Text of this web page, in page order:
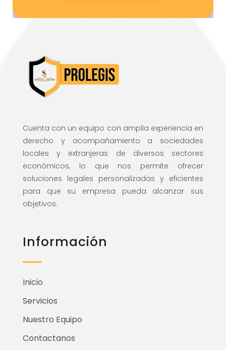
Cuenta con un equipo con amplia experiencia en
derecho y acompañamiento a sociedades
locales y extranjeras de diversos sectores
económicos, lo que nos permite ofrecer
soluciones legales personalizadas y eficientes
para que su empresa pueda alcanzar sus
objetivos.
Información
Inicio
Servicios
Nuestro Equipo
Contactanos